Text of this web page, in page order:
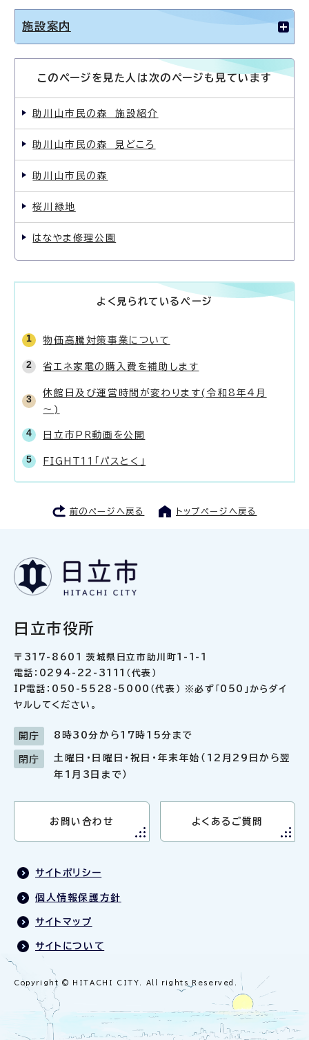
施設案内
このページを見た人は次のページも見ています
助川山市民の森 施設紹介
助川山市民の森 見どころ
助川山市民の森
桜川緑地
はなやま修理公園
よく見られているページ
物価高騰対策事業について
省エネ家電の購入費を補助します
休館日及び運営時間が変わります(令和8年4月
～)
日立市PR動画を公開
FIGHT11「パスとく」
前のページへ戻る トップページへ戻る
日立市役所
〒317-8601 茨城県日立市助川町1-1-1
電話：0294-22-3111（代表）
IP電話：050-5528-5000（代表） ※必ず「050」からダイ
ヤルしてください。
開庁 8時30分から17時15分まで
閉庁
土曜日・日曜日・祝日・年末年始（12月29日から翌
年1月3日まで）
お問い合わせ よくあるご質問
サイトポリシー
個人情報保護方針
サイトマップ
サイトについて
Copyright © HITACHI CITY. All rights Reserved.